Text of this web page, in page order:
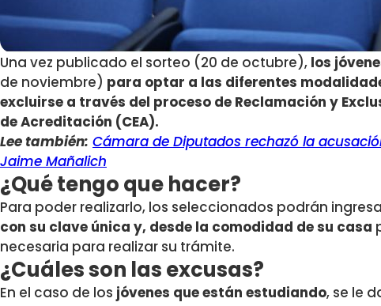
Una vez publicado el sorteo (20 de octubre), los
de noviembre) para optar a las diferentes
excluirse a través del proceso de Reclamación y
de Acreditación (CEA).
Lee también: Cámara de Diputados rechazó la
Jaime Mañalich
¿Qué tengo que hacer?
Para poder realizarlo, los seleccionados podrán
con su clave única y, desde la comodidad de su casa
necesaria para realizar su trámite.
¿Cuáles son las excusas?
En el caso de los jóvenes que están estudiando, se le